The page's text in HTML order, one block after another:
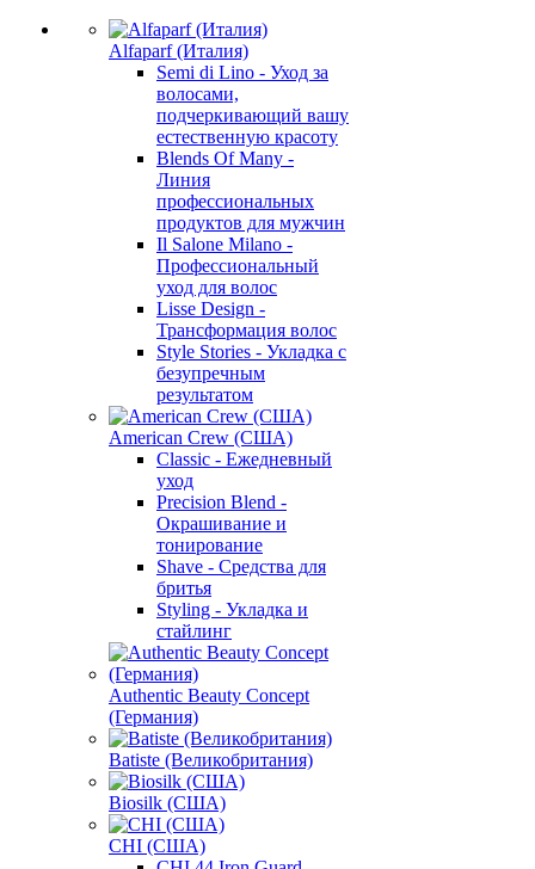
Alfaparf (Италия)
Semi di Lino - Уход за
волосами,
подчеркивающий вашу
естественную красоту
Blends Of Many -
Линия
профессиональных
продуктов для мужчин
Il Salone Milano -
Профессиональный
уход для волос
Lisse Design -
Трансформация волос
Style Stories - Укладка с
безупречным
результатом
American Crew (США)
Classic - Ежедневный
уход
Precision Blend -
Окрашивание и
тонирование
Shave - Средства для
бритья
Styling - Укладка и
стайлинг
Authentic Beauty Concept
(Германия)
Batiste (Великобритания)
Biosilk (США)
CHI (США)